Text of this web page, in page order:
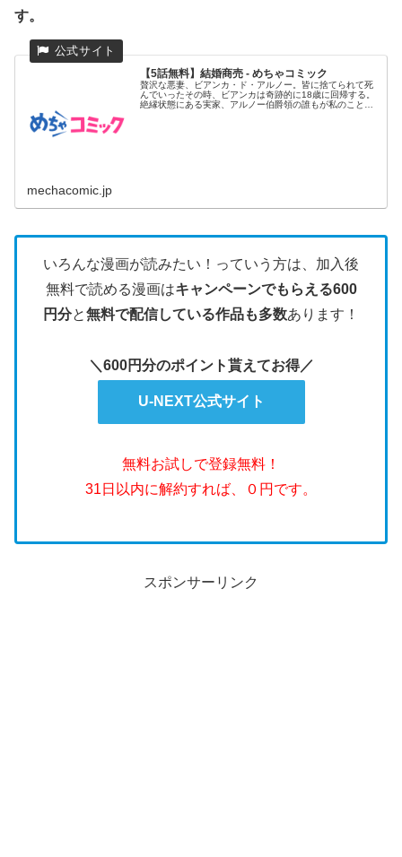
す。
【5話無料】結婚商売 - めちゃコミック
贅沢な悪妻、ビアンカ・ド・アルノー。皆に捨てられて死
んでいったその時、ビアンカは奇跡的に18歳に回帰する。
絶縁状態にある実家、アルノー伯爵領の誰もが私のことを
mechacomic.jp
いろんな漫画が読みたい！っていう方は、加入後
無料で読める漫画はキャンペーンでもらえる600
円分と無料で配信している作品も多数あります！
＼600円分のポイント貰えてお得／
U-NEXT公式サイト
無料お試しで登録無料！
31日以内に解約すれば、０円です。
スポンサーリンク